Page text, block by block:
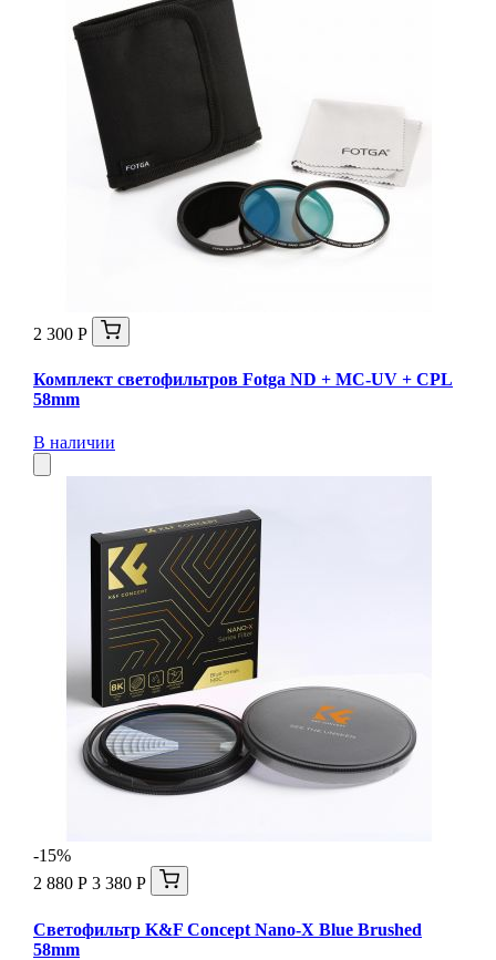
2 300 Р
Комплект светофильтров Fotga ND + MC-UV + CPL
58mm
В наличии
-15%
2 880 Р 3 380 Р
Светофильтр K&F Concept Nano-X Blue Brushed
58mm